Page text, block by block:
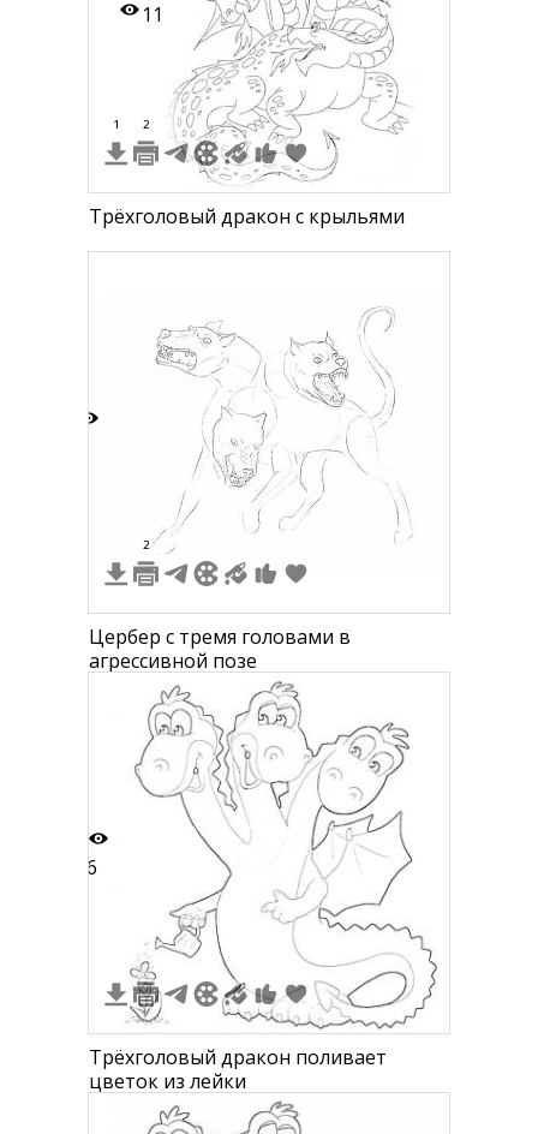
11
1 2
Трёхголовый дракон с крыльями
2
Цербер с тремя головами в
агрессивной позе
6
Трёхголовый дракон поливает
цветок из лейки